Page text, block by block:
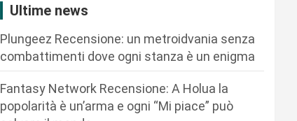
Ultime news
Plungeez Recensione: un metroidvania senza
combattimenti dove ogni stanza è un enigma
Fantasy Network Recensione: A Holua la
popolarità è un’arma e ogni “Mi piace” può